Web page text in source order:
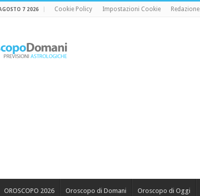
7 2026 Cookie Policy Impostazioni Cookie Redazione
OROSCOPO 2026 Oroscopo di Domani Oroscopo di Oggi